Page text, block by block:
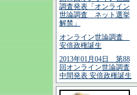
調査発表「オンライン
世論調査 ネット選挙
解禁」
オンライン世論調査
安倍政権誕生
2013年01月04日 第88
回オンライン世論調査
中間発表 安倍政権誕生